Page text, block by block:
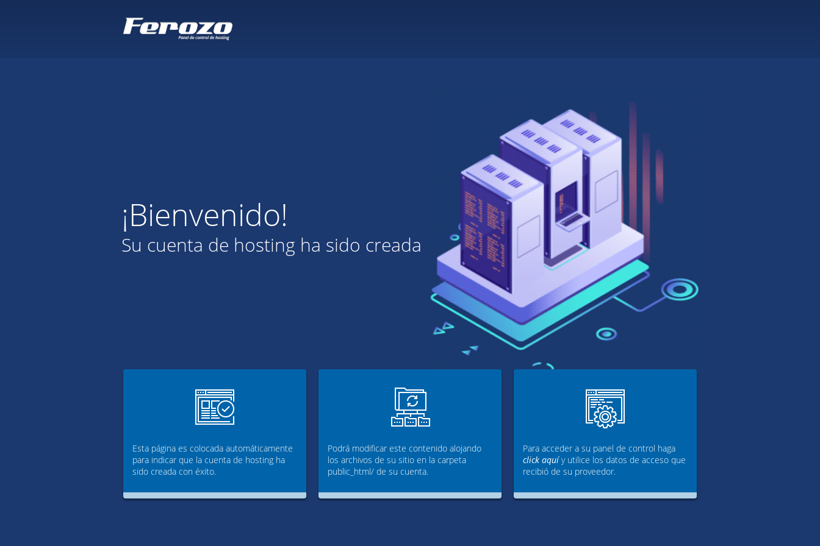
¡Bienvenido!
Su cuenta de hosting ha sido creada
Esta página es colocada automáticamente
para indicar que la cuenta de hosting ha
sido creada con éxito.
Podrá modificar este contenido alojando
los archivos de su sitio en la carpeta
public_html/ de su cuenta.
Para acceder a su panel de control haga
click aquíy utilice los datos de acceso que
recibió de su proveedor.